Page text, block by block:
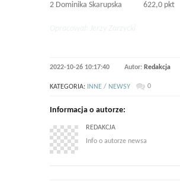
2 Dominika Skarupska 622,0 pkt
2022-10-26 10:17:40 Autor: Redakcja
KATEGORIA: INNE / NEWSY 0
Informacja o autorze:
REDAKCJA
Info o autorze newsa